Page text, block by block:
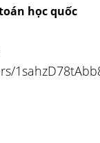
học quốc